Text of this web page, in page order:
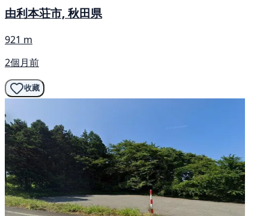
由利本荘市, 秋田県
921 m
2個月前
收藏